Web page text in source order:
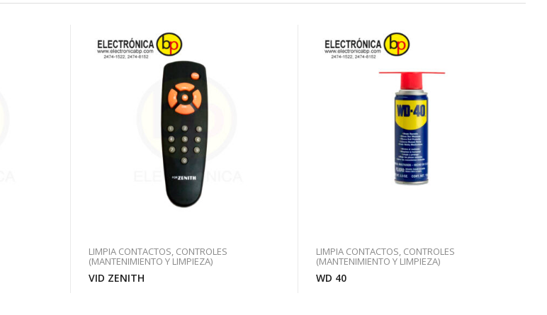
LIMPIA CONTACTOS, CONTROLES
(MANTENIMIENTO Y LIMPIEZA)
VID ZENITH
LIMPIA CONTACTOS, CONTROLES
(MANTENIMIENTO Y LIMPIEZA)
WD 40